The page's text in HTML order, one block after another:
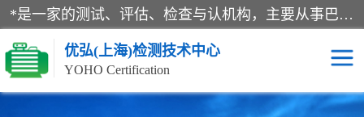
*是一家的测试、评估、检查与认机构，主要从事巴西NR10认证、NR12认证、NR13认证；ANATEL认证、INMTRO认证，欧盟CE认证：MD认证，PED认证，MID认证，ATEX认证，德国蓝色天使认证。
优弘(上海)检测技术中心
YOHO Certification